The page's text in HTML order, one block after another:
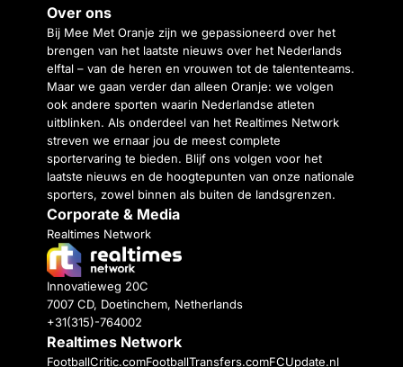
Over ons
Bij Mee Met Oranje zijn we gepassioneerd over het
brengen van het laatste nieuws over het Nederlands
elftal – van de heren en vrouwen tot de talententeams.
Maar we gaan verder dan alleen Oranje: we volgen
ook andere sporten waarin Nederlandse atleten
uitblinken. Als onderdeel van het Realtimes Network
streven we ernaar jou de meest complete
sportervaring te bieden. Blijf ons volgen voor het
laatste nieuws en de hoogtepunten van onze nationale
sporters, zowel binnen als buiten de landsgrenzen.
Corporate & Media
Realtimes Network
Innovatieweg 20C
7007 CD, Doetinchem, Netherlands
+31(315)-764002
Realtimes Network
FootballCritic.comFootballTransfers.comFCUpdate.nl